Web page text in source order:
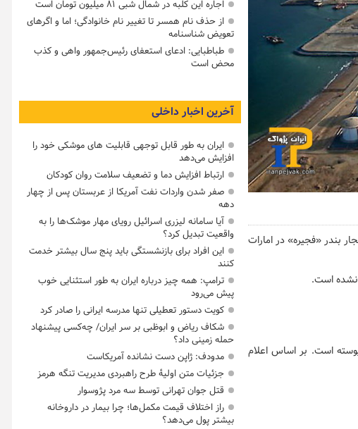
بندر «فجیره» در امارات
نشده است.
است. بر اساس اعلام
اجاره این کلبه در شمال شبی ۸۱ میلیون تومان است
از حذف نام همسر تا تغییر نام خانوادگی؛ اما و اگرهای
تعویض شناسنامه
طباطبایی: ادعای استعفای رئیس‌جمهور واهی و کذب
محض است
آخرین اخبار داخلی
ایران به طور قابل توجهی قابلیت های موشکی خود را
افزایش می‌دهد
ارتباط افزایش دما و تضعیف سلامت روان کودکان
صفر شدن واردات نفت آمریکا از عربستان پس از چهار
دهه
آیا سامانه لیزری اسرائیل رویای مهار موشک‌ها را به
واقعیت تبدیل کرد؟
این افراد برای بازنشستگی باید پنج سال بیشتر خدمت
کنند
ترامپ: همه چیز درباره ایران به طور استثنایی خوب
پیش می‌رود
کویت دستور تعطیلی تنها مدرسه ایرانی را صادر کرد
شکاف ریاض و ابوظبی بر سر ایران/ چه‌کسی پیشنهاد
حمله زمینی داد؟
مدودف: ژاپن دست نشانده آمریکاست
جزئیات متن اولیۀ طرح راهبردی مدیریت تنگه هرمز
قتل جوان تهرانی توسط سه مرد پژوسوار
راز اختلاف قیمت مکمل‌ها؛ چرا بیمار در داروخانه
بیشتر پول می‌دهد؟